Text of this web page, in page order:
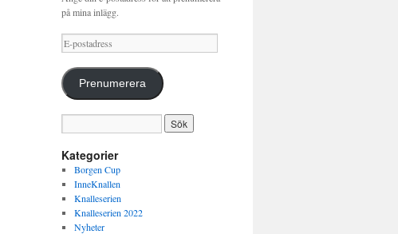
på mina inlägg.
E-
postadress
Prenumerera
Kategorier
Borgen Cup
InneKnallen
Knalleserien
Knalleserien 2022
Nyheter